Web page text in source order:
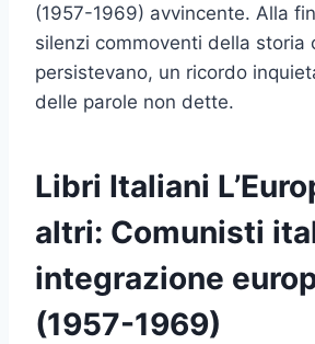
(1957-1969) avvincente. Alla
silenzi commoventi della storia
persistevano, un ricordo
delle parole non dette.
Libri Italiani
altri: Comunisti
integrazione
(1957-1969)